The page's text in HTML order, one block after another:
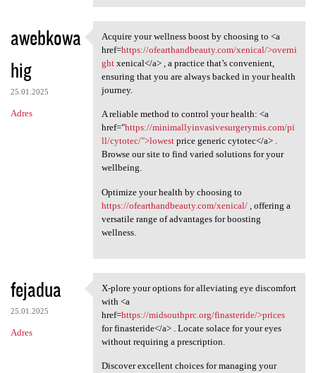
awebkowa
hig
25.01.2025
Adres
Acquire your wellness boost
Acquire your wellness boost by choosing to <a
href=https://ofearthandbeauty.com/xenical/>overni
ghtxenical</a> , a practice that’s convenient,
ensuring that you are always backed in your health
journey.
A reliable method to control your health: <a
href="https://minimallyinvasivesurgerymis.com/pi
ll/cytotec/">lowestprice generic cytotec</a> .
Browse our site to find varied solutions for your
wellbeing.
Optimize your health by choosing to
https://ofearthandbeauty.com/xenical/, offering a
versatile range of advantages for boosting
wellness.
fejadua
25.01.2025
Adres
X-plore your options for
X-plore your options for alleviating eye discomfort
with <a
href=https://midsouthprc.org/finasteride/>prices
for finasteride</a> . Locate solace for your eyes
without requiring a prescription.
Discover excellent choices for managing your